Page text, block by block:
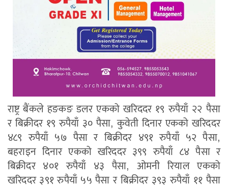
राष्ट्र बैंकले हङकङ डलर एकको खरिददर १९ रुपैयाँ २२ पैसा
र बिक्रीदर १९ रुपैयाँ ३० पैसा, कुवेती दिनार एकको खरिददर
४८९ रुपैयाँ ५७ पैसा र बिक्रीदर ४९१ रुपैयाँ ५२ पैसा,
बहराइन दिनार एकको खरिददर ३९९ रुपैयाँ ८४ पैसा र
बिक्रीदर ४०१ रुपैयाँ ४३ पैसा, ओमनी रियाल एकको
खरिददर ३९१ रुपैयाँ ५५ पैसा र बिक्रीदर ३९३ रुपैयाँ ११ पैसा